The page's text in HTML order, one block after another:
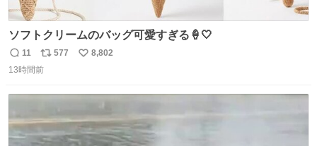
ソフトクリームのバッグ可愛すぎる🍦🤍
返
信
11
リ
ポ
数
577
い
8,802
13時間前